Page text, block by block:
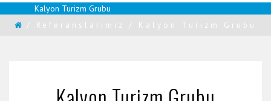
NAVIGATION
Kalyon Turizm Grubu
/ Referanslarımız / Kalyon Turizm Grubu